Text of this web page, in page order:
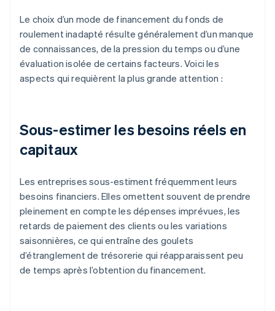
Le choix d’un mode de financement du fonds de
roulement inadapté résulte généralement d’un manque
de connaissances, de la pression du temps ou d’une
évaluation isolée de certains facteurs. Voici les
aspects qui requièrent la plus grande attention :
Sous-estimer les besoins réels en
capitaux
Les entreprises sous-estiment fréquemment leurs
besoins financiers. Elles omettent souvent de prendre
pleinement en compte les dépenses imprévues, les
retards de paiement des clients ou les variations
saisonnières, ce qui entraîne des goulets
d’étranglement de trésorerie qui réapparaissent peu
de temps après l’obtention du financement.